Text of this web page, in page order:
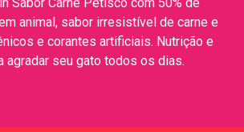
animal, sabor irresistível de carne e
e corantes artificiais. Nutrição e
agradar seu gato todos os dias.